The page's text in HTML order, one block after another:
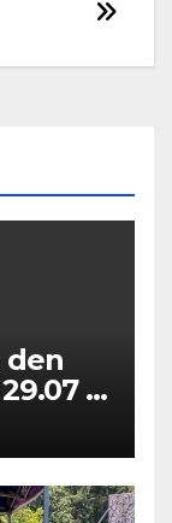
den
+